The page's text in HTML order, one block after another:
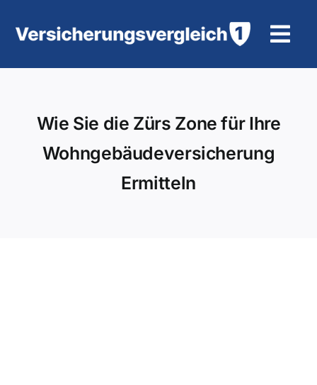
Inhalt
KFZ-Versicherung
Wie Sie die Zürs Zone für Ihre
Wohngebäudeversicherung
Ermitteln